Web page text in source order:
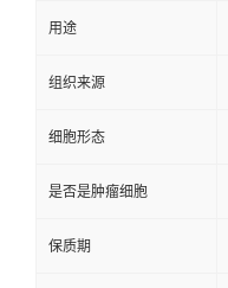
用途
组织来源
细胞形态
是否是肿瘤细胞
保质期